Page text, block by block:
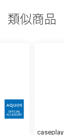
類似商品
caseplay